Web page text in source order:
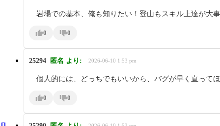
岩場での基本、俺も知りたい！登山もスキル上達が大事
0 0
25294 匿名 より: 2026-06-10 1:53 pm
個人的には、どっちでもいいから、バグが早く直ってほ
0 0